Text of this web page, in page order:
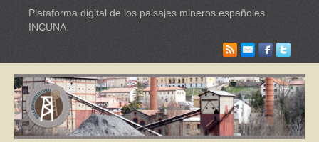
Plataforma digital de los paisajes mineros españoles
INCUNA